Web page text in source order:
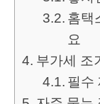
홈택
요
부가세 조
필수